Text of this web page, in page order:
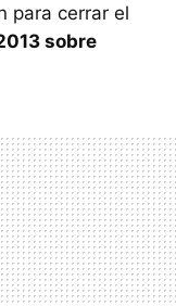
para cerrar el
sobre